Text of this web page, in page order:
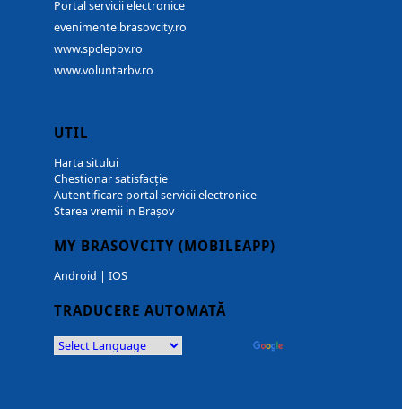
Portal servicii electronice
evenimente.brasovcity.ro
www.spclepbv.ro
www.voluntarbv.ro
UTIL
Harta sitului
Chestionar satisfacție
Autentificare portal servicii electronice
Starea vremii in Brașov
MY BRASOVCITY (MOBILEAPP)
Android | IOS
TRADUCERE AUTOMATĂ